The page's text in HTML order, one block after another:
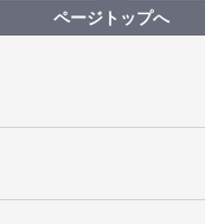
北あやめ公園開園のお知らせ
ページトップへ